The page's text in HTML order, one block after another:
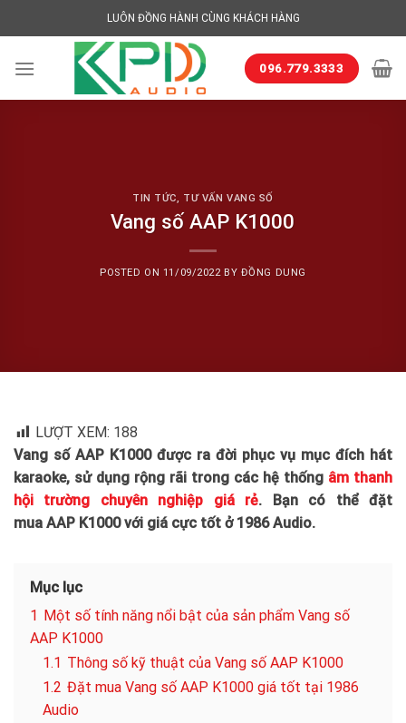
to
LUÔN ĐỒNG HÀNH CÙNG KHÁCH HÀNG
096.779.3333
TIN TỨC, TƯ VẤN VANG SỐ
Vang số AAP K1000
POSTED ON 11/09/2022BY ĐỒNG DUNG
LƯỢT XEM: 188
Vang số AAP K1000 được ra đời phục vụ mục đích hát
karaoke, sử dụng rộng rãi trong các hệ thống âm thanh
hội trường chuyên nghiệp giá rẻ. Bạn có thể đặt
mua AAP K1000 với giá cực tốt ở 1986 Audio.
Mục lục
1 Một số tính năng nổi bật của sản phẩm Vang số
AAP K1000
1.1 Thông số kỹ thuật của Vang số AAP K1000
1.2 Đặt mua Vang số AAP K1000 giá tốt tại 1986
Audio